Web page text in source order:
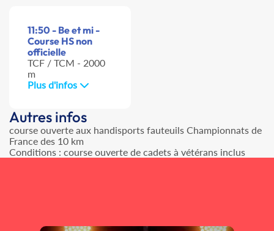
11:50 - Be et mi -
Course HS non
officielle
TCF / TCM - 2000
m
Plus d'infos
Autres infos
course ouverte aux handisports fauteuils Championnats de
France des 10 km
Conditions : course ouverte de cadets à vétérans inclus